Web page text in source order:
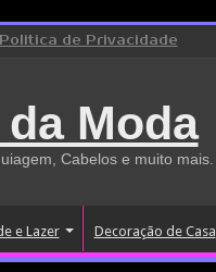
Politica de Privacidade
Moda
Cabelos e muito mais.
e Lazer Decoração de Casa